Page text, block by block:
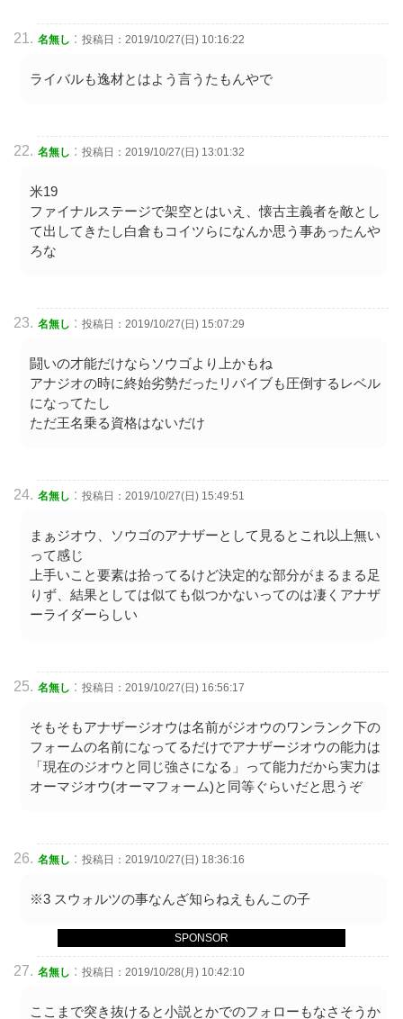
SPONSOR
名無し : 投稿日：2019/10/27(日) 10:16:22
ライバルも逸材とはよう言うたもんやで
名無し : 投稿日：2019/10/27(日) 13:01:32
米19
ファイナルステージで架空とはいえ、懐古主義者を敵とし
て出してきたし白倉もコイツらになんか思う事あったんや
ろな
名無し : 投稿日：2019/10/27(日) 15:07:29
闘いの才能だけならソウゴより上かもね
アナジオの時に終始劣勢だったリバイブも圧倒するレベル
になってたし
ただ王名乗る資格はないだけ
名無し : 投稿日：2019/10/27(日) 15:49:51
まぁジオウ、ソウゴのアナザーとして見るとこれ以上無い
って感じ
上手いこと要素は拾ってるけど決定的な部分がまるまる足
りず、結果としては似ても似つかないってのは凄くアナザ
ーライダーらしい
名無し : 投稿日：2019/10/27(日) 16:56:17
そもそもアナザージオウは名前がジオウのワンランク下の
フォームの名前になってるだけでアナザージオウの能力は
「現在のジオウと同じ強さになる」って能力だから実力は
オーマジオウ(オーマフォーム)と同等ぐらいだと思うぞ
名無し : 投稿日：2019/10/27(日) 18:36:16
※3 スウォルツの事なんざ知らねえもんこの子
名無し : 投稿日：2019/10/28(月) 10:42:10
ここまで突き抜けると小説とかでのフォローもなさそうか